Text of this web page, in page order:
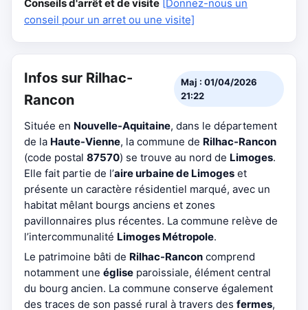
Conseils d'arrêt et de visite [Donnez-nous un
conseil pour un arret ou une visite]
Infos sur Rilhac-
Rancon
Maj : 01/04/2026
21:22
Située en Nouvelle-Aquitaine, dans le département
de la Haute-Vienne, la commune de Rilhac-Rancon
(code postal 87570) se trouve au nord de Limoges.
Elle fait partie de l’aire urbaine de Limoges et
présente un caractère résidentiel marqué, avec un
habitat mêlant bourgs anciens et zones
pavillonnaires plus récentes. La commune relève de
l’intercommunalité Limoges Métropole.
Le patrimoine bâti de Rilhac-Rancon comprend
notamment une église paroissiale, élément central
du bourg ancien. La commune conserve également
des traces de son passé rural à travers des fermes,